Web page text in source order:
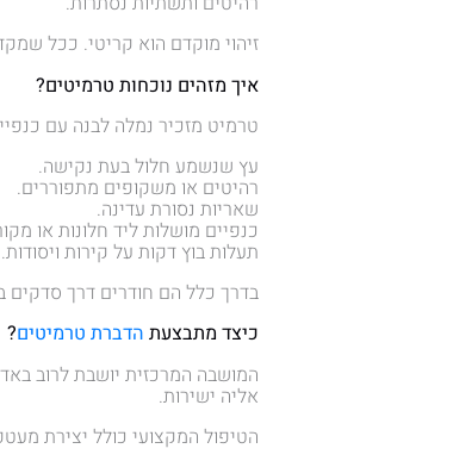
זיהוי מוקדם הוא קריטי. ככל
איך מזהים נוכחות טרמיטים?
טרמיט מזכיר נמלה לבנה עם
עץ שנשמע חלול בעת נקישה.
רהיטים או משקופים מתפוררים.
שאריות נסורת עדינה.
כנפיים מושלות ליד חלונות או
תעלות בוץ דקות על קירות ויסודות.
בדרך כלל הם חודרים דרך סדקים
כיצד מתבצעת הדברת טרמיטים?
המושבה המרכזית יושבת לרוב
אליה ישירות.
הטיפול המקצועי כולל יצירת